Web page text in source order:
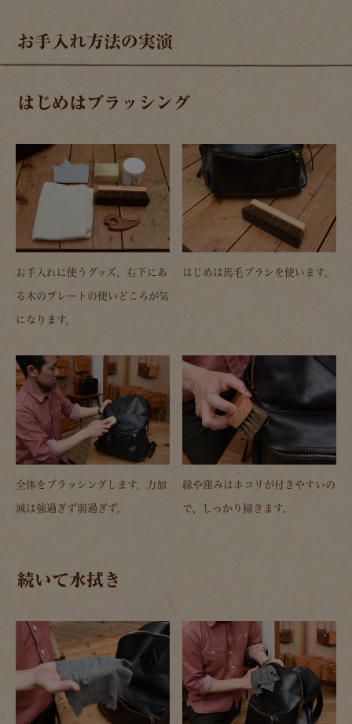
お手入れ方法の実演
はじめはブラッシング
お手入れに使うグッズ。右下にあ
る木のプレートの使いどころが気
になります。
はじめは馬毛ブラシを使います。
全体をブラッシングします。力加
減は強過ぎず弱過ぎず。
縁や窪みはホコリが付きやすいの
で、しっかり掃きます。
続いて水拭き